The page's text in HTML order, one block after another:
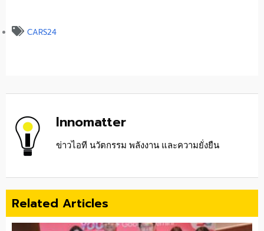
CARS24
Innomatter
ข่าวไอที นวัตกรรม พลังงาน และความยั่งยืน
Related Articles